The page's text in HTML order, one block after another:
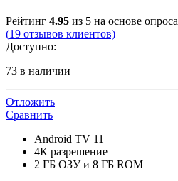
Рейтинг 4.95 из 5 на основе опроса
(19 отзывов клиентов)
Доступно:
73 в наличии
Отложить
Сравнить
Android TV 11
4К разрешение
2 ГБ ОЗУ и 8 ГБ ROM